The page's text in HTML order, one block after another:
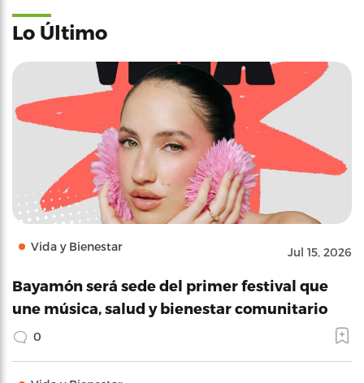
Lo Último
Vida y Bienestar Jul 15, 2026
Bayamón será sede del primer festival que
une música, salud y bienestar comunitario
0